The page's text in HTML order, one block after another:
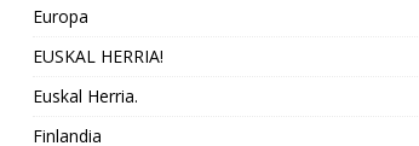
Europa
EUSKAL HERRIA!
Euskal Herria.
Finlandia